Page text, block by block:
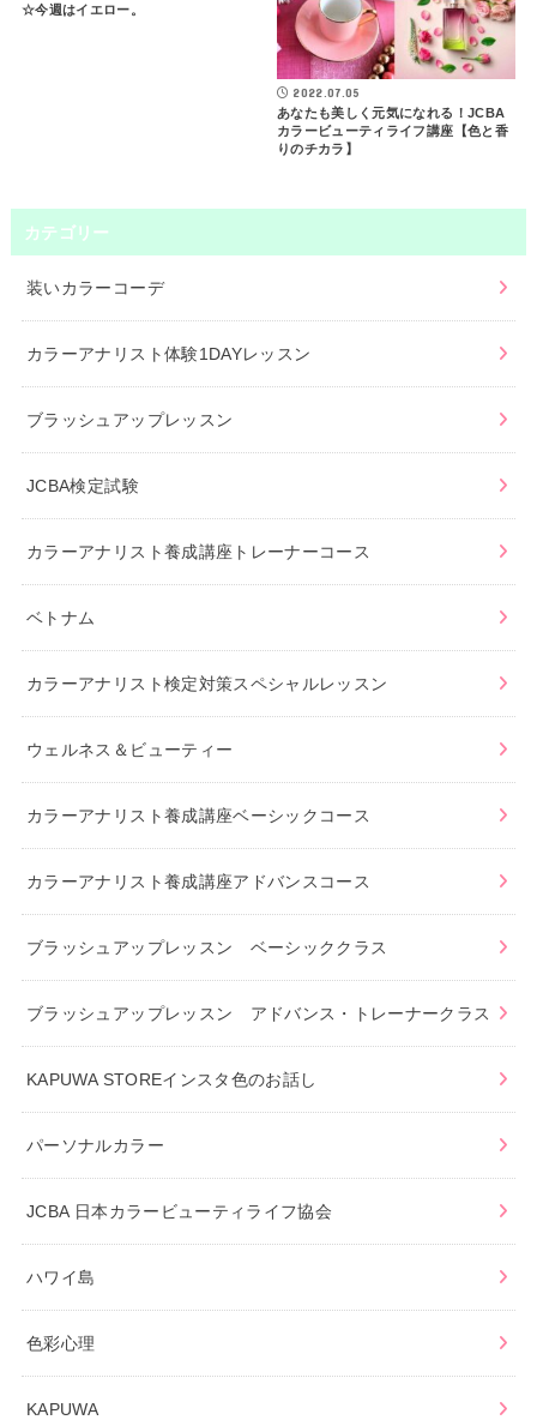
☆今週はイエロー。
2022.07.05
あなたも美しく元気になれる！JCBA
カラービューティライフ講座【色と香
りのチカラ】
カテゴリー
装いカラーコーデ
カラーアナリスト体験1DAYレッスン
ブラッシュアップレッスン
JCBA検定試験
カラーアナリスト養成講座トレーナーコース
ベトナム
カラーアナリスト検定対策スペシャルレッスン
ウェルネス＆ビューティー
カラーアナリスト養成講座ベーシックコース
カラーアナリスト養成講座アドバンスコース
ブラッシュアップレッスン ベーシッククラス
ブラッシュアップレッスン アドバンス・トレーナークラス
KAPUWA STOREインスタ色のお話し
パーソナルカラー
JCBA 日本カラービューティライフ協会
ハワイ島
色彩心理
KAPUWA